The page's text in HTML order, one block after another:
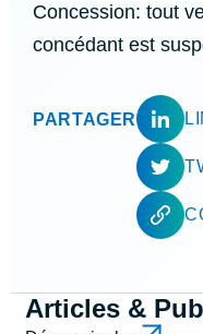
Concession: tout
concédant est
PARTAGER
Articles &